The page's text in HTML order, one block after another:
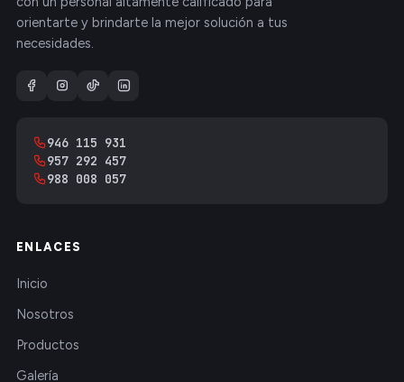
orientarte y brindarte la mejor solución a tus
necesidades.
946 115 931
957 292 457
988 008 057
ENLACES
Inicio
Nosotros
Productos
Galería